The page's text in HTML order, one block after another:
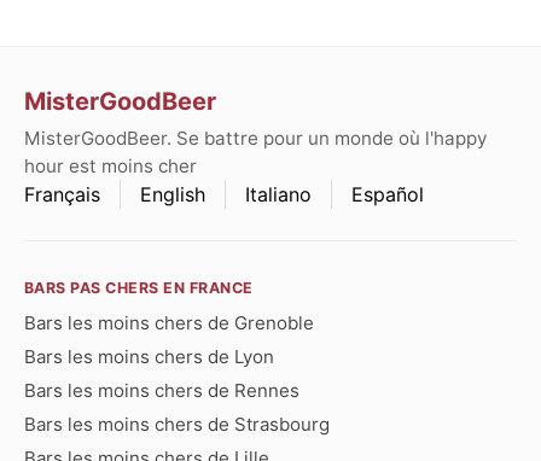
MisterGoodBeer
MisterGoodBeer. Se battre pour un monde où l'happy
hour est moins cher
Français English Italiano Español
BARS PAS CHERS EN FRANCE
Bars les moins chers de Grenoble
Bars les moins chers de Lyon
Bars les moins chers de Rennes
Bars les moins chers de Strasbourg